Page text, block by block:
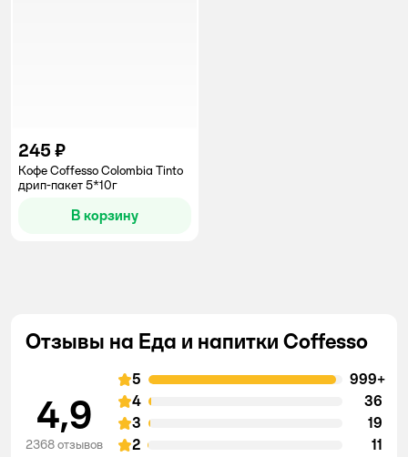
245 ₽
Кофе Coffesso Colombia Tinto
дрип-пакет 5*10г
В корзину
Отзывы на Еда и напитки Coffesso
4,9
2368 отзывов
5
999+
4
36
3
19
2
11